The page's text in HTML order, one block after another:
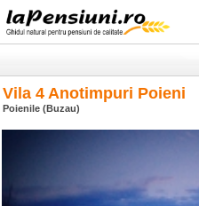
Vila 4 Anotimpuri Poieni
Poienile (Buzau)